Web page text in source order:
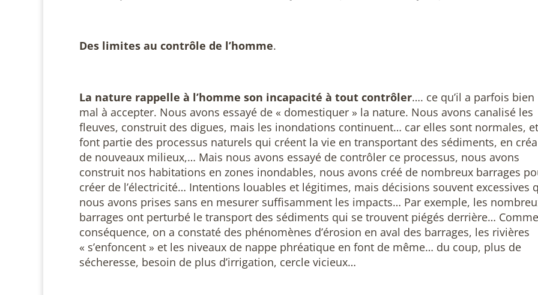
Des limites au contrôle de l’homme.
La nature rappelle à l’homme son incapacité à tout contrôler…. ce qu’il a parfois bien
mal à accepter. Nous avons essayé de « domestiquer » la nature. Nous avons canalisé les
fleuves, construit des digues, mais les inondations continuent… car elles sont normales, et
font partie des processus naturels qui créent la vie en transportant des sédiments, en
de nouveaux milieux,… Mais nous avons essayé de contrôler ce processus, nous avons
construit nos habitations en zones inondables, nous avons créé de nombreux barrages
créer de l’électricité… Intentions louables et légitimes, mais décisions souvent excessives
nous avons prises sans en mesurer suffisamment les impacts… Par exemple, les
barrages ont perturbé le transport des sédiments qui se trouvent piégés derrière… Comme
conséquence, on a constaté des phénomènes d’érosion en aval des barrages, les rivières
« s’enfoncent » et les niveaux de nappe phréatique en font de même… du coup, plus de
sécheresse, besoin de plus d’irrigation, cercle vicieux…